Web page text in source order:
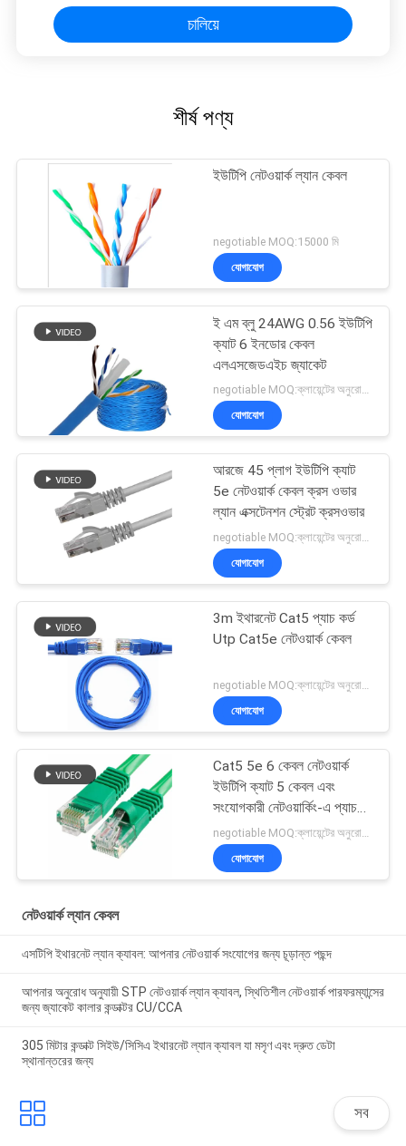
চালিয়ে
শীর্ষ পণ্য
ইউটিপি নেটওয়ার্ক ল্যান কেবল
negotiable MOQ:15000 মি
যোগাযোগ
ই এম ব্লু 24AWG 0.56 ইউটিপি
ক্যাট 6 ইনডোর কেবল
এলএসজেডএইচ জ্যাকেট
negotiable MOQ:ক্লায়েন্টের অনুরোধ হিসাবে কাস্টমাইজড টাইপ 30000 মিটার Stock
যোগাযোগ
আরজে 45 প্লাগ ইউটিপি ক্যাট
5e নেটওয়ার্ক কেবল ক্রস ওভার
ল্যান এক্সটেনশন স্ট্রেট ক্রসওভার
negotiable MOQ:ক্লায়েন্টের অনুরোধ হিসাবে কাস্টমাইজড টাইপ 30000 মিটার হিসাবে স্টক।
যোগাযোগ
3m ইথারনেট Cat5 প্যাচ কর্ড
Utp Cat5e নেটওয়ার্ক কেবল
যোগাযোগ
Cat5 5e 6 কেবল নেটওয়ার্ক
ইউটিপি ক্যাট 5 কেবল এবং
সংযোগকারী নেটওয়ার্কিং-এ প্যাচ
কেবল
যোগাযোগ
নেটওয়ার্ক ল্যান কেবল
এসটিপি ইথারনেট ল্যান ক্যাবল: আপনার নেটওয়ার্ক সংযোগের জন্য চূড়ান্ত পছন্দ
আপনার অনুরোধ অনুযায়ী STP নেটওয়ার্ক ল্যান ক্যাবল, স্থিতিশীল নেটওয়ার্ক পারফরম্যান্সের
জন্য জ্যাকেট কালার কন্ডাক্টর CU/CCA
305 মিটার কন্ডাক্ট সিইউ/সিসিএ ইথারনেট ল্যান ক্যাবল যা মসৃণ এবং দ্রুত ডেটা
স্থানান্তরের জন্য
সব